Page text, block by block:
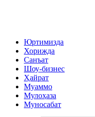
Юртимизда
Хорижда
Санъат
Шоу-бизнес
Ҳайрат
Муаммо
Мулоҳаза
Муносабат